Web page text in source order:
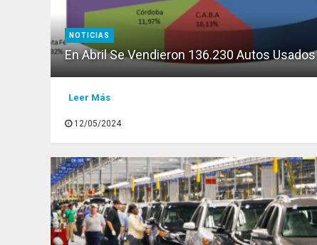
NOTICIAS
En Abril Se Vendieron 136.230 Autos Usados
Leer Más
12/05/2024